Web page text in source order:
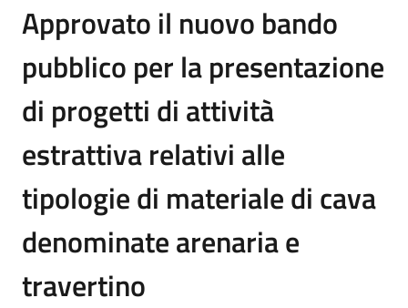
Approvato il nuovo bando
pubblico per la presentazione
di progetti di attività
estrattiva relativi alle
tipologie di materiale di cava
denominate arenaria e
travertino